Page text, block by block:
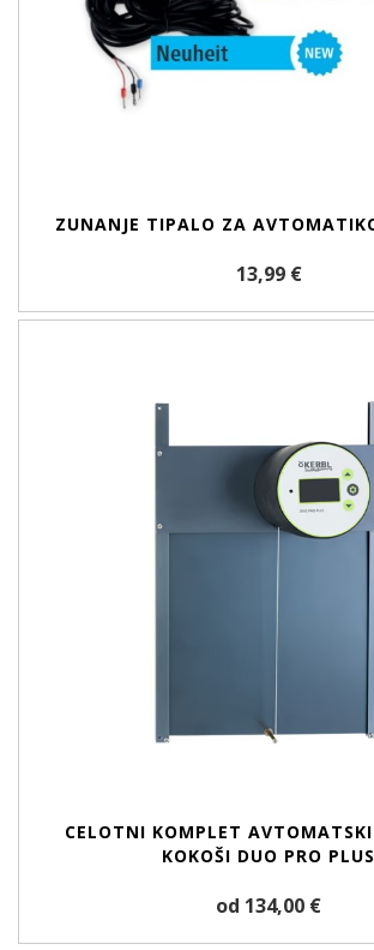
ZUNANJE TIPALO ZA
13,99 €
CELOTNI KOMPLET
KOKOŠI DUO PRO PLUS
od 134,00 €